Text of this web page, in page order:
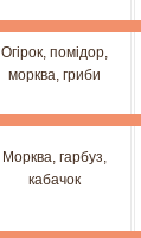
Огірок, помідор,
морква, гриби
Морква, гарбуз,
кабачок